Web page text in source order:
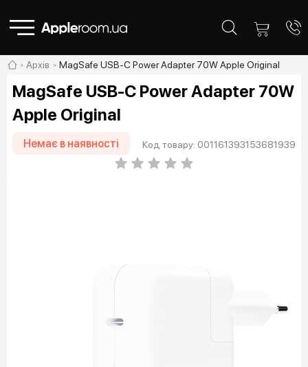
Архів MagSafe USB-C Power Adapter 70W Apple Original
MagSafe USB-C Power Adapter 70W
Apple Original
Немає в наявності Код товару: 001161393153681939